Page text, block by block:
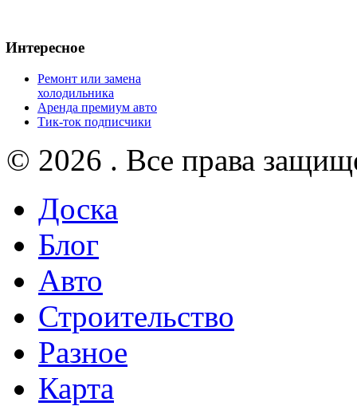
Интересное
Ремонт или замена
холодильника
Аренда премиум авто
Тик-ток подписчики
© 2026 . Все права
Доска
Блог
Авто
Строительство
Разное
Карта